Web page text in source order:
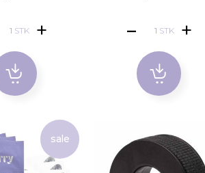
STK STK
sale